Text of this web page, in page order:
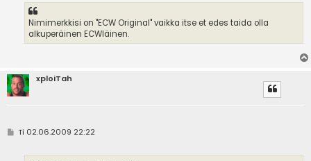
Nimimerkkisi on "ECW Original" vaikka itse et edes taida olla
alkuperäinen ECWläinen.
xploiTah
VTi 02.06.2009 22:22